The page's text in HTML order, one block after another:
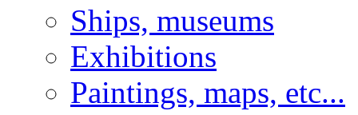
Ships, museums
Exhibitions
Paintings, maps, etc...